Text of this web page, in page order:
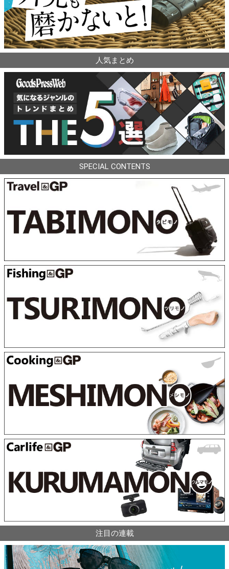
人気まとめ
SPECIAL CONTENTS
注目の連載